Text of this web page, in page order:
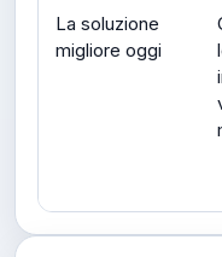
La soluzione
migliore oggi